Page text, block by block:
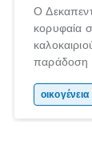
Ο
κορυφαία
παράδοση
χώρας.